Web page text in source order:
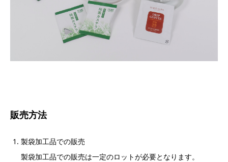
販売方法
製袋加工品での販売
製袋加工品での販売は一定のロットが必要となります。